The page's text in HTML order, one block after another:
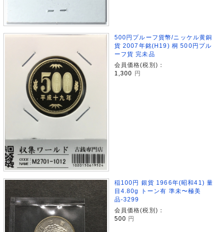
500円プルーフ貨幣/ニッケル黄銅
貨 2007年銘(H19) 桐 500円プル
ーフ貨 完未品
会員価格(税別)：
1,300
円
稲100円 銀貨 1966年(昭和41) 量
目4.80g トーン有 準未〜極美
品-3299
会員価格(税別)：
500 円